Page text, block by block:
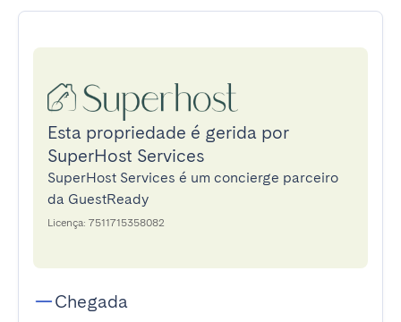
Esta propriedade é gerida por
SuperHost Services
SuperHost Services é um concierge parceiro
da GuestReady
Licença: 7511715358082
Chegada